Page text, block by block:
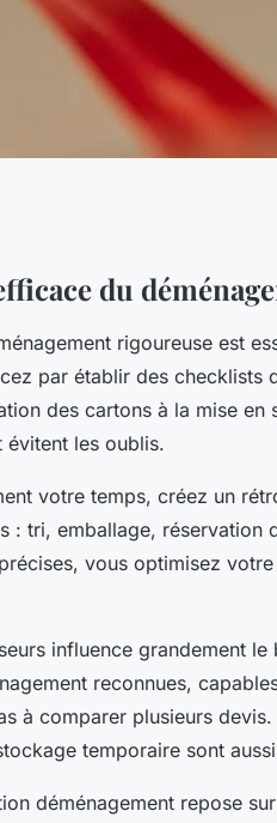
et
du
rigoureuse est
par établir des checklists
des cartons à la mise
évitent les oublis.
votre temps, créez un
: tri, emballage, réservation
vous optimisez
influence grandement
reconnues,
à comparer plusieurs
temporaire sont
déménagement repose